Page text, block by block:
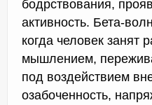
бодрствования,
активность. Бета-
когда человек занят
мышлением,
под воздействием
озабоченность,